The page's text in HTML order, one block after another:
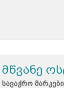
მწვანე
სავაჭრო